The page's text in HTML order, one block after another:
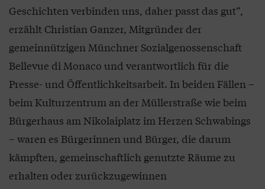
Geschichten verbinden uns, daher passt das gut“,
erzählt Christian Ganzer, Mitgründer der
gemeinnützigen Münchner Sozialgenossenschaft
Bellevue di Monaco und verantwortlich für die
Presse- und Öffentlichkeitsarbeit. In beiden Fällen –
beim Kulturzentrum an der Müllerstraße wie beim
Bürgerhaus am Nikolaiplatz im Herzen Schwabings
– waren es Bürgerinnen und Bürger, die darum
kämpften, gemeinschaftlich genutzte Räume zu
erhalten oder zurückzugewinnen